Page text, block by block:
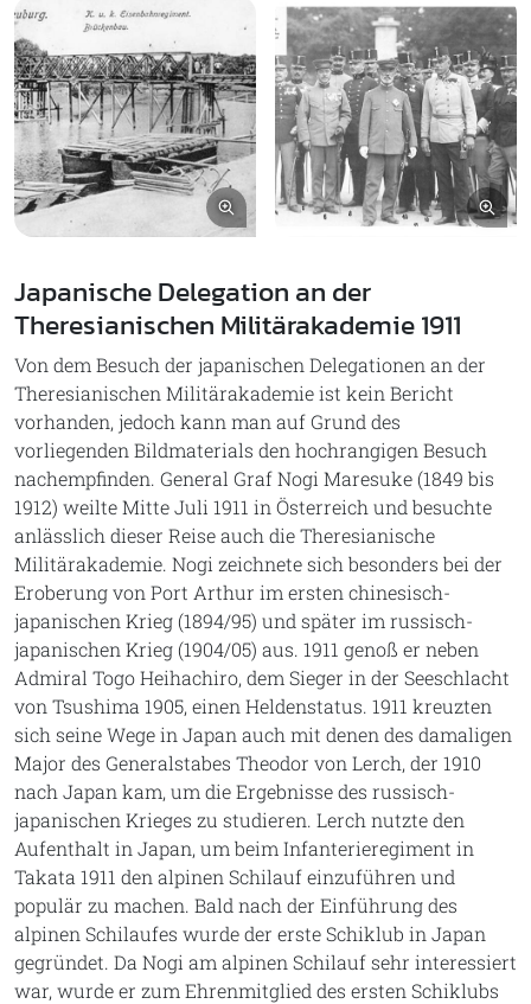
Bild vergrößern
Japanische Delegation an der
Theresianischen Militärakademie 1911
Von dem Besuch der japanischen Delegationen an der
Theresianischen Militärakademie ist kein Bericht
vorhanden, jedoch kann man auf Grund des
vorliegenden Bildmaterials den hochrangigen Besuch
nachempfinden. General Graf Nogi Maresuke (1849 bis
1912) weilte Mitte Juli 1911 in Österreich und besuchte
anlässlich dieser Reise auch die Theresianische
Militärakademie. Nogi zeichnete sich besonders bei der
Eroberung von Port Arthur im ersten chinesisch-
japanischen Krieg (1894/95) und später im russisch-
japanischen Krieg (1904/05) aus. 1911 genoß er neben
Admiral Togo Heihachiro, dem Sieger in der Seeschlacht
von Tsushima 1905, einen Heldenstatus. 1911 kreuzten
sich seine Wege in Japan auch mit denen des damaligen
Major des Generalstabes Theodor von Lerch, der 1910
nach Japan kam, um die Ergebnisse des russisch-
japanischen Krieges zu studieren. Lerch nutzte den
Aufenthalt in Japan, um beim Infanterieregiment in
Takata 1911 den alpinen Schilauf einzuführen und
populär zu machen. Bald nach der Einführung des
alpinen Schilaufes wurde der erste Schiklub in Japan
gegründet. Da Nogi am alpinen Schilauf sehr interessiert
war, wurde er zum Ehrenmitglied des ersten Schiklubs